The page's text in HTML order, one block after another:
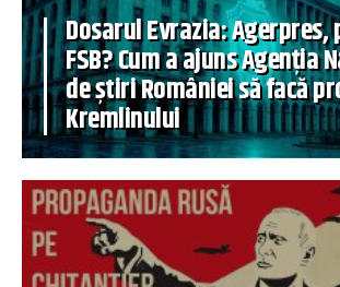
Dosarul Evrazia:
FSB? Cum a ajuns Agenția
de știri României să facă
Kremlinului